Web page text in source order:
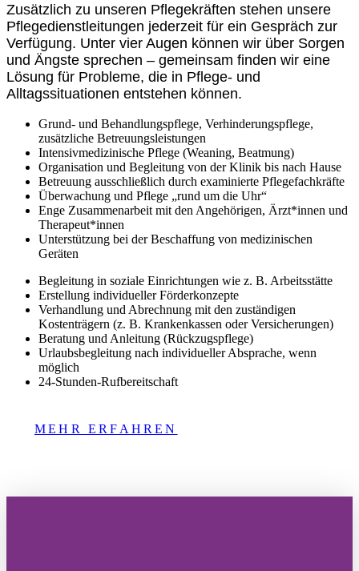
Zusätzlich zu unseren Pflegekräften stehen unsere
Pflegedienstleitungen jederzeit für ein Gespräch zur
Verfügung. Unter vier Augen können wir über Sorgen
und Ängste sprechen – gemeinsam finden wir eine
Lösung für Probleme, die in Pflege- und
Alltagssituationen entstehen können.
Grund- und Behandlungspflege, Verhinderungspflege,
zusätzliche Betreuungsleistungen
Intensivmedizinische Pflege (Weaning, Beatmung)
Organisation und Begleitung von der Klinik bis nach Hause
Betreuung ausschließlich durch examinierte Pflegefachkräfte
Überwachung und Pflege „rund um die Uhr“
Enge Zusammenarbeit mit den Angehörigen, Ärzt*innen und
Therapeut*innen
Unterstützung bei der Beschaffung von medizinischen
Geräten
Begleitung in soziale Einrichtungen wie z. B. Arbeitsstätte
Erstellung individueller Förderkonzepte
Verhandlung und Abrechnung mit den zuständigen
Kostenträgern (z. B. Krankenkassen oder Versicherungen)
Beratung und Anleitung (Rückzugspflege)
Urlaubsbegleitung nach individueller Absprache, wenn
möglich
24-Stunden-Rufbereitschaft
MEHR ERFAHREN